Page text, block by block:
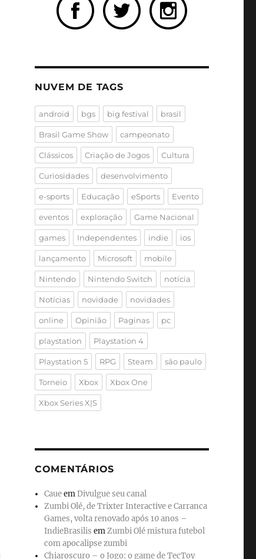
NUVEM DE TAGS
android bgs big festival brasil
Brasil Game Show campeonato
Clássicos Criação de Jogos Cultura
Curiosidades desenvolvimento
e-sports Educação eSports Evento
eventos exploração Game Nacional
games Independentes indie ios
lançamento Microsoft mobile
Nintendo Nintendo Switch notícia
Notícias novidade novidades
online Opinião Paginas pc
playstation Playstation 4
Playstation 5 RPG Steam são paulo
Torneio Xbox Xbox One
Xbox Series X|S
COMENTÁRIOS
CaueemDivulgue seu canal
Zumbi Olé, de Trixter Interactive e Carranca
Games, volta renovado após 10 anos –
IndieBrasilis emZumbi Olé mistura futebol
com apocalipse zumbi
Chiaroscuro – o Jogo: o game de TecToy